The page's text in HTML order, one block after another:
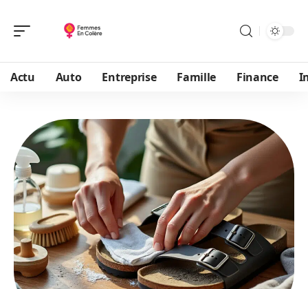
Actu Auto Entreprise Famille Finance